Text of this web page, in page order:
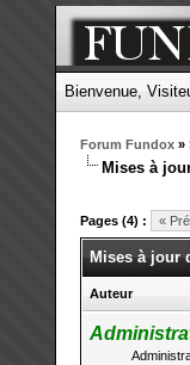
Bienvenue,
Forum Fundox»
Mises à
Pages (4) : «
Mises à jour
Auteur